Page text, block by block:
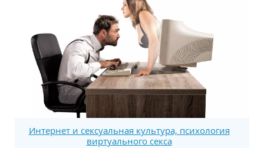
Интернет и сексуальная культура, психология
виртуального секса